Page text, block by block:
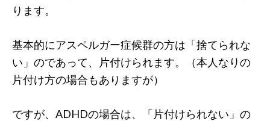
ります。
基本的にアスペルガー症候群の方は「捨てられな
い」のであって、片付けられます。（本人なりの
片付け方の場合もありますが）
ですが、ADHDの場合は、「片付けられない」の